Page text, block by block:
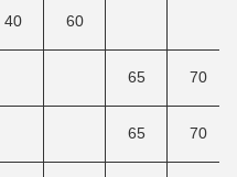
40 60
65 70
65 70